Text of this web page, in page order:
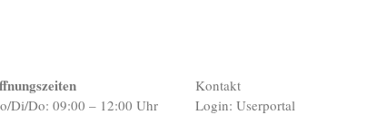
Di/Do: 09:00 – 12:00 Uhr
Kontakt
Login: Userportal